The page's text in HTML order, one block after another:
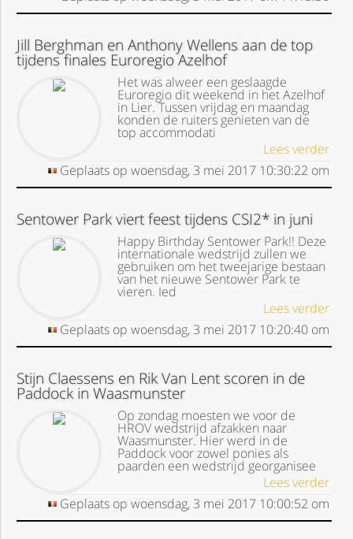
Jill Berghman en Anthony Wellens aan de top
tijdens finales Euroregio Azelhof
Het was alweer een geslaagde
Euroregio dit weekend in het Azelhof
in Lier. Tussen vrijdag en maandag
konden de ruiters genieten van de
top accommodati
Lees verder
Geplaats op woensdag, 3 mei 2017 10:30:22 om
Sentower Park viert feest tijdens CSI2* in juni
Happy Birthday Sentower Park!! Deze
internationale wedstrijd zullen we
gebruiken om het tweejarige bestaan
van het nieuwe Sentower Park te
vieren. Ied
Lees verder
Geplaats op woensdag, 3 mei 2017 10:20:40om
Stijn Claessens en Rik Van Lent scoren in de
Paddock in Waasmunster
Op zondag moesten we voor de
HROV wedstrijd afzakken naar
Waasmunster. Hier werd in de
Paddock voor zowel ponies als
paarden een wedstrijd georganisee
Lees verder
Geplaats op woensdag, 3 mei 2017 10:00:52 om